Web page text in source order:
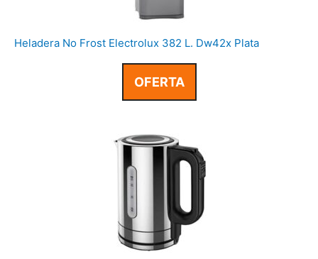
Heladera No Frost Electrolux 382 L. Dw42x Plata
OFERTA